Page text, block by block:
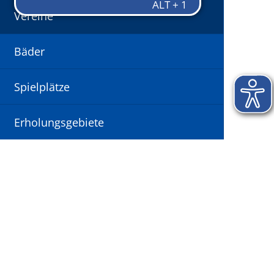
Vereine
Bäder
Spielplätze
Erholungsgebiete